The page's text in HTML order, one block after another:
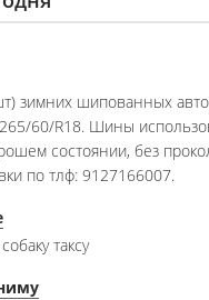
зимних шипованных
265/60/R18. Шины
состоянии, без
по тлф: 9127166007.
таксу